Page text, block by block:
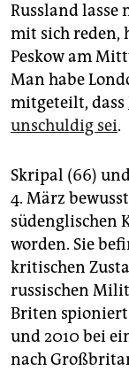
Russland lasse
mit sich reden,
Peskow am
Man habe
mitgeteilt, dass
unschuldig sei.
Skripal (66)
4. März
südenglischen
worden. Sie
kritischen
russischen
Briten
und 2010 bei
nach